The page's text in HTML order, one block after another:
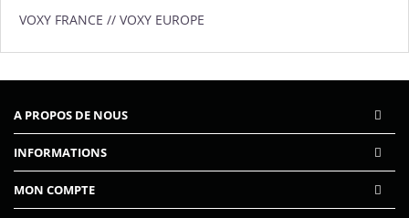
VOXY FRANCE // VOXY EUROPE
A PROPOS DE NOUS
INFORMATIONS
MON COMPTE